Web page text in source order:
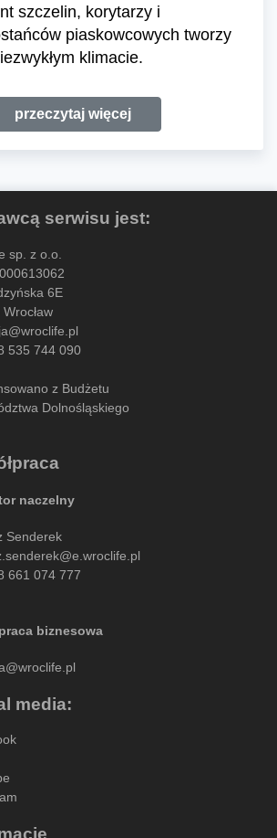
szczelin, korytarzy i
piaskowcowych tworzy
klimacie.
przeczytaj więcej
serwisu jest:
sp. z o.o.
6E
535 744 090
z Budżetu
Dolnośląskiego
naczelny
Senderek
661 074 777
biznesowa
media: